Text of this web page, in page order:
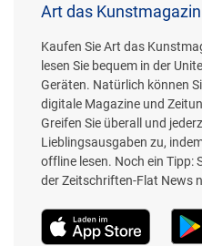
Art das
Kaufen Sie Art das
lesen Sie bequem in der
Geräten. Natürlich können
digitale Magazine und
Greifen Sie überall und
Lieblingsausgaben zu,
offline lesen. Noch ein Tipp:
der Zeitschriften-Flat News